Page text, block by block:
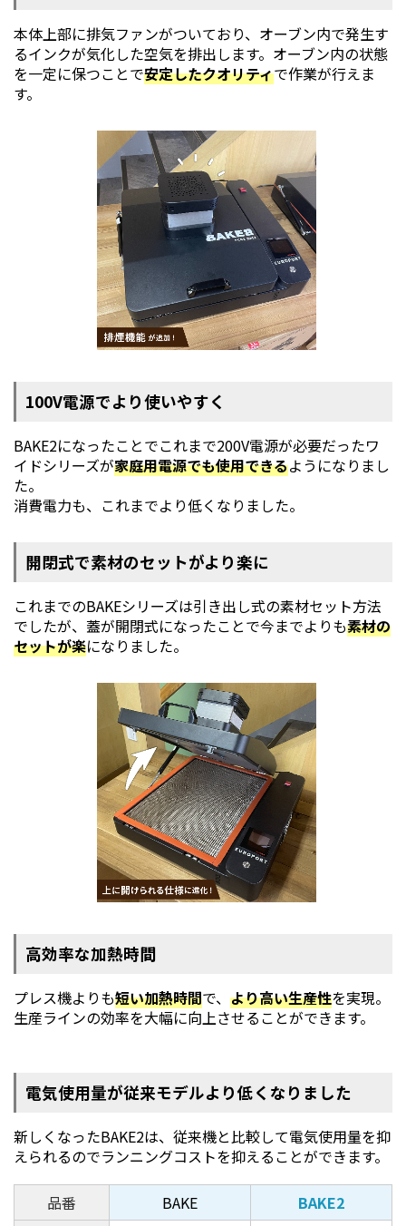
本体上部に排気ファンがついており、オーブン内で発生す
るインクが気化した空気を排出します。オーブン内の状態
を一定に保つことで安定したクオリティで作業が行えま
す。
100V電源でより使いやすく
BAKE2になったことでこれまで200V電源が必要だったワ
イドシリーズが家庭用電源でも使用できるようになりまし
た。
消費電力も、これまでより低くなりました。
開閉式で素材のセットがより楽に
これまでのBAKEシリーズは引き出し式の素材セット方法
でしたが、蓋が開閉式になったことで今までよりも素材の
セットが楽になりました。
高効率な加熱時間
プレス機よりも短い加熱時間で、 より高い生産性を実現。
生産ラインの効率を大幅に向上させることができます。
電気使用量が従来モデルより低くなりました
新しくなったBAKE2は、従来機と比較して電気使用量を抑
えられるのでランニングコストを抑えることができます。
品番 BAKE
BAKE2